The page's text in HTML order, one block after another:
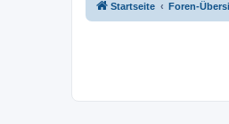
Startseite Foren-